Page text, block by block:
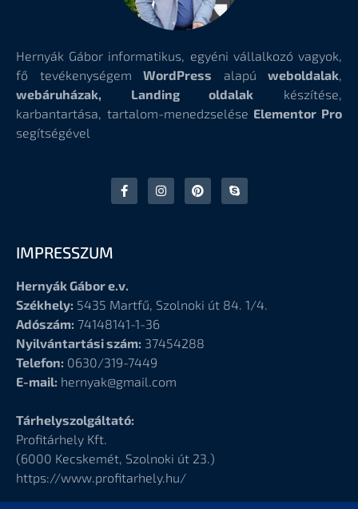
Hernyák Gábor informatikus, egyéni vállalkozó vagyok,
fő tevékenységem WordPress alapú weboldalak
webáruházak, Landing oldalak készítése,
karbantartása, tartalom-menedzselése Elementor Pro
segítségével
IMPRESSZUM
Hernyák Gábor e.v.
Székhely: 5435 Martfű, Szolnoki út 84. 1/4.
Adószám: 74148141-1-36
Nyilvántartási szám: 37454288
Telefon: 0630/319-7449
E-mail: hernyak@gmail.com
Tárhelyszolgáltató:
Profitárhely Kft.
(6000 Kecskemét, Szolnoki út 23.)
https://www.profitarhely.hu/